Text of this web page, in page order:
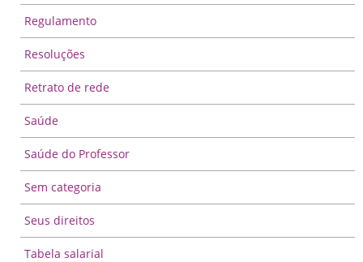
Regulamento
Resoluções
Retrato de rede
Saúde
Saúde do Professor
Sem categoria
Seus direitos
Tabela salarial